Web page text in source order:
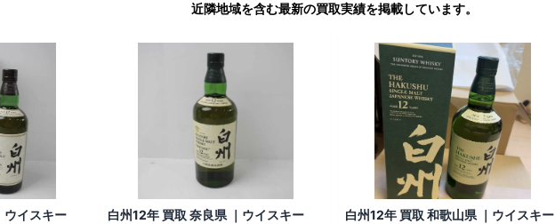
近隣地域を含む最新の買取実績を掲載しています。
ウイスキー
白州12年 買取 奈良県 ｜ウイスキー
白州12年 買取 和歌山県 ｜ウイスキー